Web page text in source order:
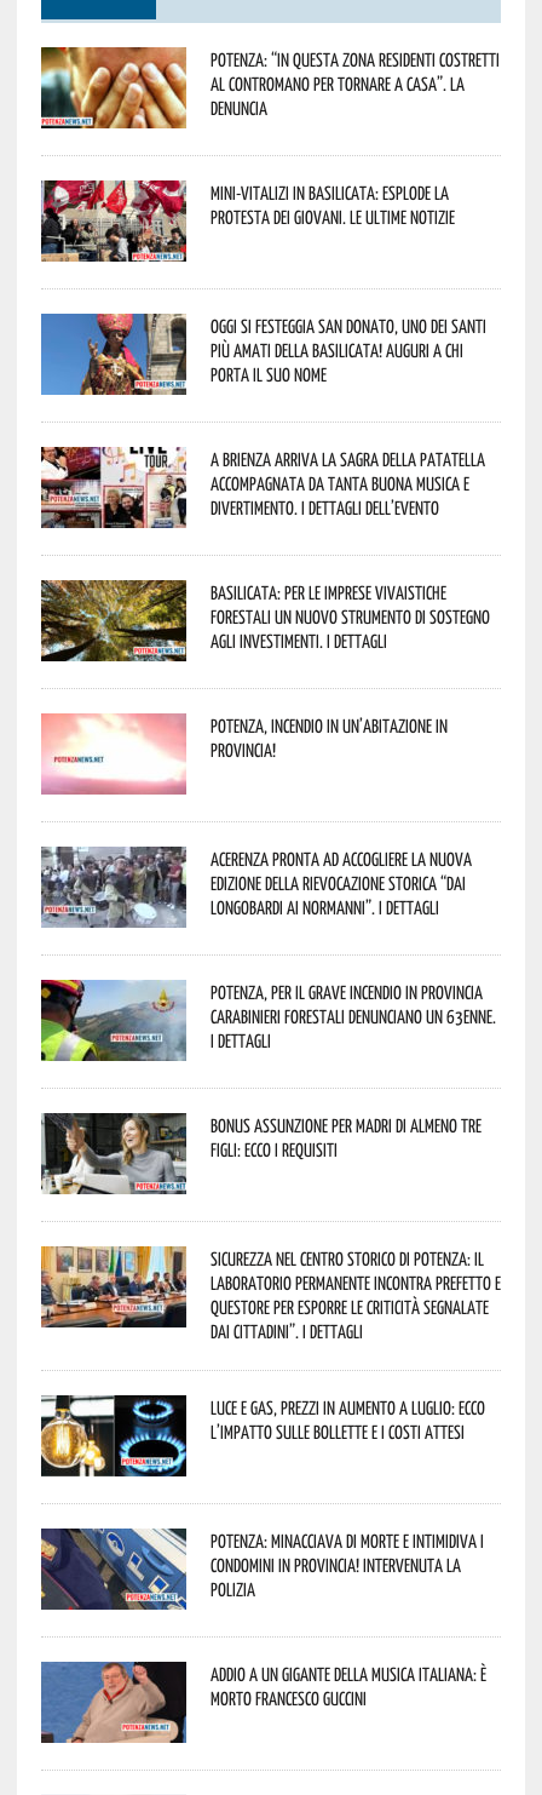
Potenza: “In questa zona residenti costretti
al contromano per tornare a casa”. La
denuncia
Mini-vitalizi in Basilicata: esplode la
protesta dei giovani. Le ultime notizie
Oggi si festeggia San Donato, uno dei Santi
più amati della Basilicata! Auguri a chi
porta il suo nome
A Brienza arriva la Sagra della Patatella
accompagnata da tanta buona musica e
divertimento. I dettagli dell’evento
Basilicata: per le imprese vivaistiche
forestali un nuovo strumento di sostegno
agli investimenti. I dettagli
Potenza, incendio in un’abitazione in
provincia!
Acerenza pronta ad accogliere la nuova
edizione della rievocazione storica “Dai
Longobardi ai Normanni”. I dettagli
Potenza, per il grave incendio in Provincia
Carabinieri forestali denunciano un 63enne.
I dettagli
Bonus assunzione per madri di almeno tre
figli: ecco i requisiti
Sicurezza nel Centro Storico di Potenza: il
Laboratorio Permanente incontra Prefetto e
Questore per esporre le criticità segnalate
dai cittadini”. I dettagli
Luce e gas, prezzi in aumento a luglio: ecco
l’impatto sulle bollette e i costi attesi
Potenza: minacciava di morte e intimidiva i
condomini in provincia! Intervenuta la
Polizia
Addio a un gigante della musica italiana: è
morto Francesco Guccini